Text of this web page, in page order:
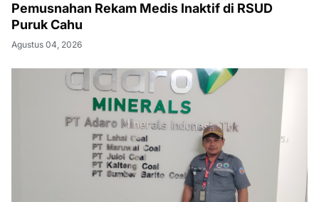
Pemusnahan Rekam Medis Inaktif di RSUD
Puruk Cahu
Agustus 04, 2026